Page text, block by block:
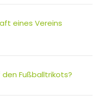
eines Vereins
Fußballtrikots?